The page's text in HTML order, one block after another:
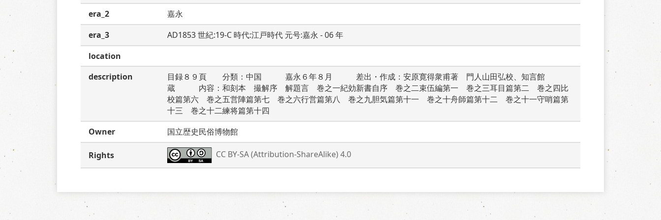
era_2
嘉永
era_3
AD1853 世紀:19-C 時代:江戸時代 元号:嘉永 - 06 年
location
description
目録８９頁　　分類：中国　　　嘉永６年８月　　　差出・作成：安原寛得衆甫著　門人山田弘校、知言館
蔵　　　内容：和刻本　撮解序　解題言　巻之一紀効新書自序　巻之二束伍編第一　巻之三耳目篇第二　巻之四比
校篇第六　巻之五営陣篇第七　巻之六行営篇第八　巻之九胆気篇第十一　巻之十舟師篇第十二　巻之十一守哨篇第
十三　巻之十二練将篇第十四
Owner
国立歴史民俗博物館
Rights CC BY-SA (Attribution-ShareAlike) 4.0